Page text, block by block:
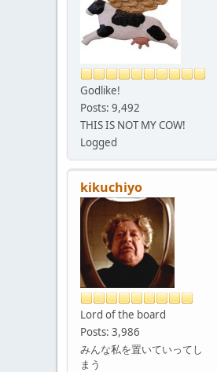
Godlike!
Posts: 9,492
THIS IS NOT MY COW!
Logged
kikuchiyo
Lord of the board
Posts: 3,986
みんな私を置いていってし
まう